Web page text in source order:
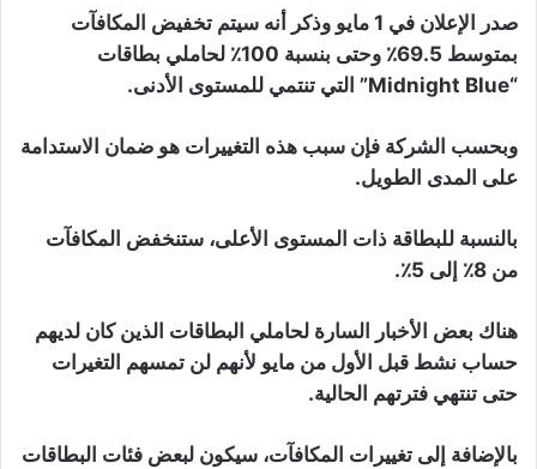
صدر الإعلان في 1 مايو وذكر أنه سيتم تخفيض المكافآت
بمتوسط ​​69.5٪ وحتى بنسبة 100٪ لحاملي بطاقات
“Midnight Blue” التي تنتمي للمستوى الأدنى.
وبحسب الشركة فإن سبب هذه التغييرات هو ضمان الاستدامة
على المدى الطويل.
بالنسبة للبطاقة ذات المستوى الأعلى، ستنخفض المكافآت
من 8٪ إلى 5٪.
هناك بعض الأخبار السارة لحاملي البطاقات الذين كان لديهم
حساب نشط قبل الأول من مايو لأنهم لن تمسهم التغيرات
حتى تنتهي فترتهم الحالية.
بالإضافة إلى تغييرات المكافآت، سيكون لبعض فئات البطاقات